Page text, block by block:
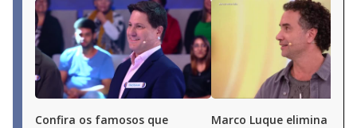
Confira os famosos que
Marco Luque elimina